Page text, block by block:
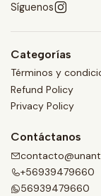
Síguenos
Categorías
Términos y
Refund Policy
Privacy Policy
Contáctanos
+56939479660
56939479660